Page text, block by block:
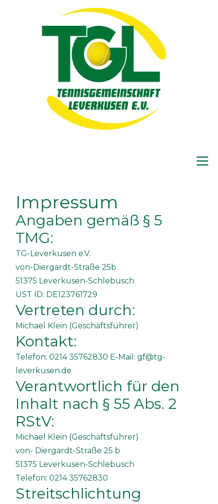
Impressum
Angaben gemäß § 5
TMG:
TG-Leverkusen e.V.
von-Diergardt-Straße 25b
51375 Leverkusen-Schlebusch
UST ID: DE123761729
Vertreten durch:
Michael Klein (Geschäftsführer)
Kontakt:
Telefon: 0214 35762830 E-Mail: gf@tg-
leverkusen.de
Verantwortlich für den
Inhalt nach § 55 Abs. 2
RStV:
Michael Klein (Geschäftsführer)
von- Diergardt-Straße 25 b
51375 Leverkusen-Schlebusch
Telefon: 0214 35762830
Streitschlichtung